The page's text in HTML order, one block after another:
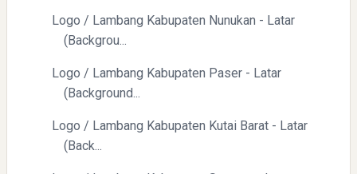
Logo / Lambang Kabupaten Nunukan - Latar
(Backgrou...
Logo / Lambang Kabupaten Paser - Latar
(Background...
Logo / Lambang Kabupaten Kutai Barat - Latar
(Back...